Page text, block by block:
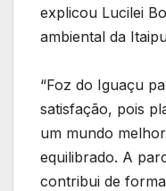
explicou Lucilei
ambiental da
“Foz do Iguaçu
satisfação, pois
um mundo
equilibrado. A
contribui de